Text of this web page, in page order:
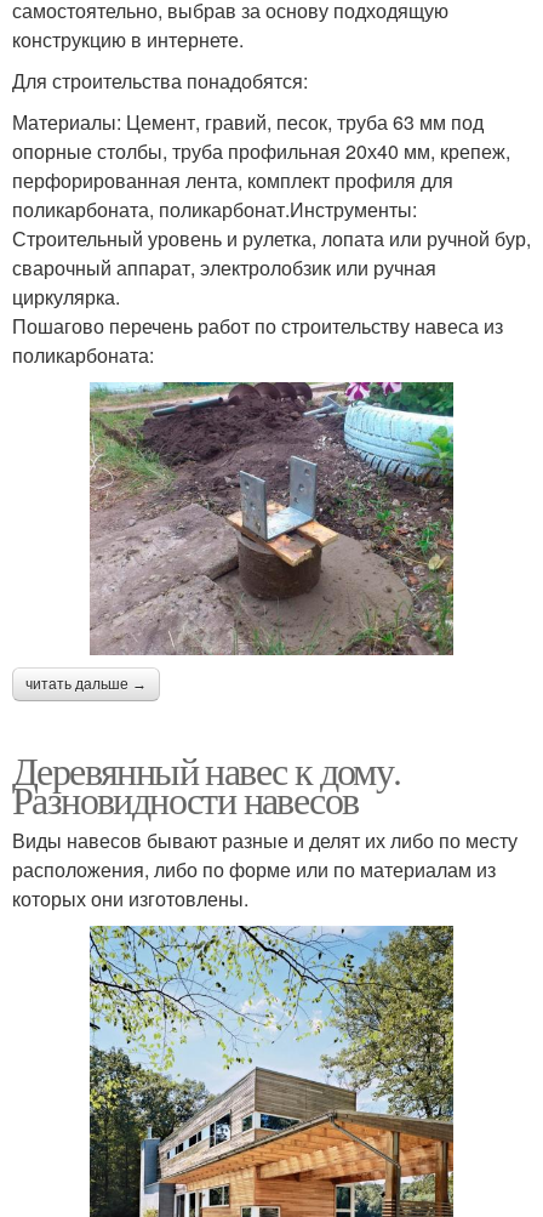
самостоятельно, выбрав за основу подходящую
конструкцию в интернете.
Для строительства понадобятся:
Материалы: Цемент, гравий, песок, труба 63 мм под
опорные столбы, труба профильная 20х40 мм, крепеж,
перфорированная лента, комплект профиля для
поликарбоната, поликарбонат.Инструменты:
Строительный уровень и рулетка, лопата или ручной бур,
сварочный аппарат, электролобзик или ручная
циркулярка.
Пошагово перечень работ по строительству навеса из
поликарбоната:
читать дальше →
Деревянный навес к дому.
Разновидности навесов
Виды навесов бывают разные и делят их либо по месту
расположения, либо по форме или по материалам из
которых они изготовлены.